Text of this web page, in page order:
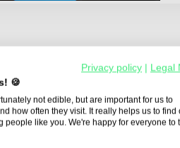
Privacy policy
Legal
🍪
not edible, but are important for us to
how often they visit. It really helps us to find
people like you. We're happy for everyone to